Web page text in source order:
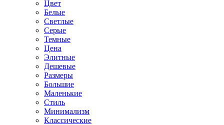
Цвет
Белые
Светлые
Серые
Темные
Цена
Элитные
Дешевые
Размеры
Большие
Маленькие
Стиль
Минимализм
Классические